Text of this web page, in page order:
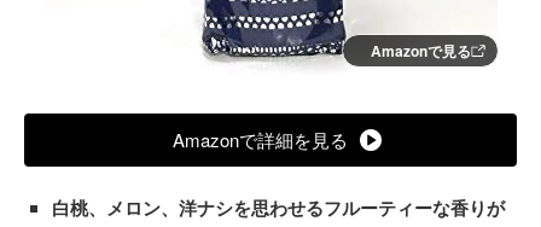
Amazonで見る
Amazonで詳細を見る
白桃、メロン、洋ナシを思わせるフルーティーな香りが